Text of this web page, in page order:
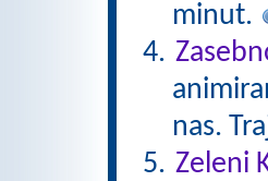
minut.
nas.
Zeleni